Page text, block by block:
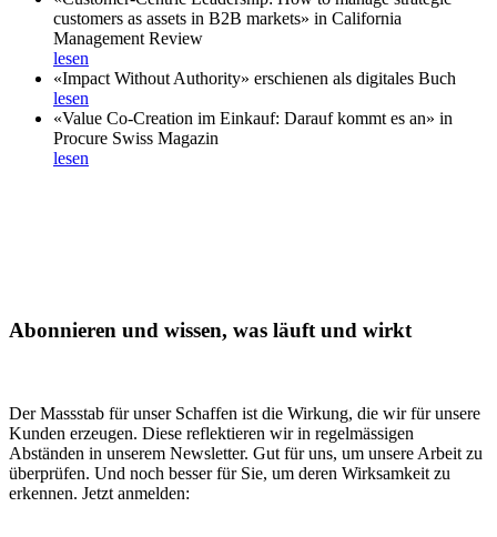
customers as assets in B2B markets» in California
Management Review
lesen
«Impact Without Authority» erschienen als digitales Buch
lesen
«Value Co-Creation im Einkauf: Darauf kommt es an» in
Procure Swiss Magazin
lesen
Abonnieren und wissen, was läuft und wirkt
Der Massstab für unser Schaffen ist die Wirkung, die wir für unsere
Kunden erzeugen. Diese reflektieren wir in regelmässigen
Abständen in unserem Newsletter. Gut für uns, um unsere Arbeit zu
überprüfen. Und noch besser für Sie, um deren Wirksamkeit zu
erkennen. Jetzt anmelden: